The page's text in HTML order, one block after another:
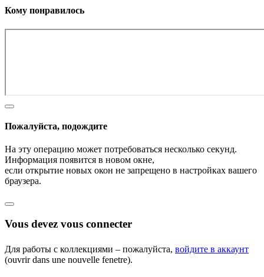
Кому понравилось
Пожалуйста, подождите
На эту операцию может потребоваться несколько секунд.
Информация появится в новом окне,
если открытие новых окон не запрещено в настройках вашего
браузера.
Vous devez vous connecter
Для работы с коллекциями – пожалуйста, войдите в аккаунт
(ouvrir dans une nouvelle fenetre).